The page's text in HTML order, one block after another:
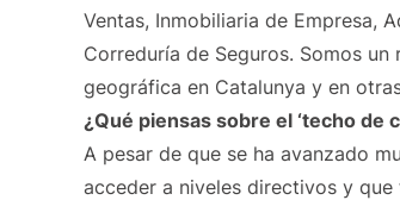
Ventas, Inmobiliaria de Empresa,
Correduría de Seguros. Somos
geográfica en Catalunya y en
¿Qué piensas sobre el ‘techo de
A pesar de que se ha avanzado
acceder a niveles directivos y